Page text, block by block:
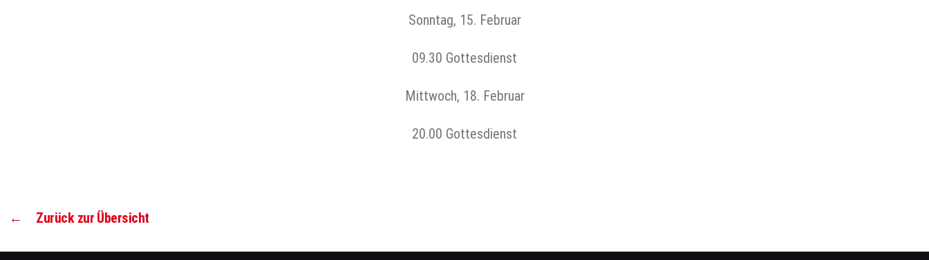
Sonntag, 15. Februar
09.30 Gottesdienst
Mittwoch, 18. Februar
20.00 Gottesdienst
← Zurück zur Übersicht